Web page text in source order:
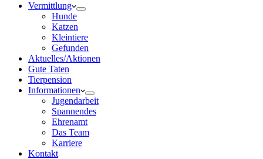
Vermittlung
Hunde
Katzen
Kleintiere
Gefunden
Aktuelles/Aktionen
Gute Taten
Tierpension
Informationen
Jugendarbeit
Spannendes
Ehrenamt
Das Team
Karriere
Kontakt